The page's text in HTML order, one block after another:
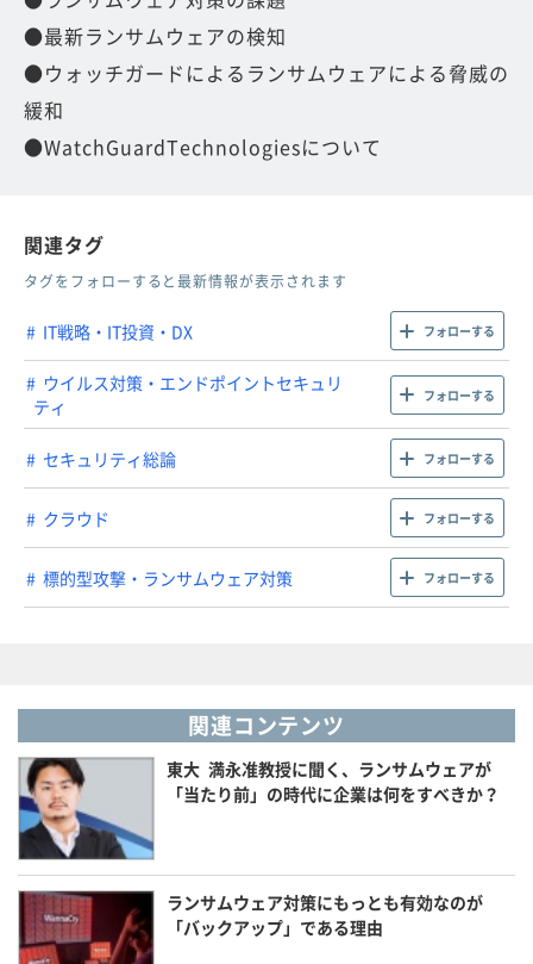
●最新ランサムウェアの検知
●ウォッチガードによるランサムウェアによる脅威の
緩和
●WatchGuardTechnologiesについて
関連タグ
タグをフォローすると最新情報が表示されます
IT戦略・IT投資・DX フォローする
ウイルス対策・エンドポイントセキュリ
ティ
フォローする
セキュリティ総論 フォローする
クラウド フォローする
標的型攻撃・ランサムウェア対策 フォローする
関連コンテンツ
東大 満永准教授に聞く、ランサムウェアが
「当たり前」の時代に企業は何をすべきか？
ランサムウェア対策にもっとも有効なのが
「バックアップ」である理由